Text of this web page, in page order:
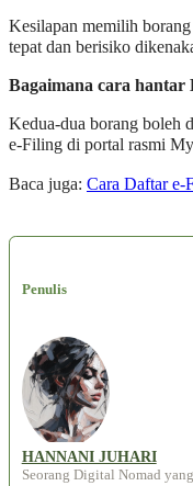
Kesilapan memilih
tepat dan berisiko
Bagaimana cara hantar
Kedua-dua borang boleh
e-Filing di portal rasmi
Baca juga: Cara Daftar
Penulis
HANNANI JUHARI
Seorang Digital Nomad